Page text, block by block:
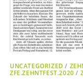
UNCATEGORIZED /
ZFE.ZEHNTFEST.2020 /